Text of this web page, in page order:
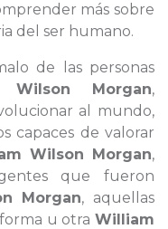
más sobre
del ser humano.
de las personas
Wilson Morgan,
al mundo,
capaces de valorar
Wilson Morgan,
que fueron
Morgan, aquellas
u otra William